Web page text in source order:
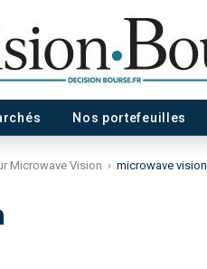
Nos portefeuilles
Microwave Vision › microwave vision